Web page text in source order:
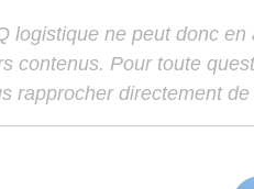
logistique ne peut donc
contenus. Pour toute
rapprocher directement